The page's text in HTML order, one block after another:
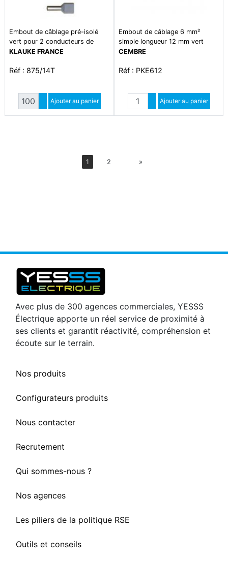
Embout de câblage pré-isolé
vert pour 2 conducteurs de
section 6.0mm². longueur
sans halogène de couleur noir.
46228-4 et à la norme nfc 63-
023
KLAUKE FRANCE
Réf : 875/14T
Quantité
Augmenter quantité
Diminuer quantité
Ajouter au panier
Embout de câblage 6 mm²
simple longueur 12 mm vert
CEMBRE
Réf : PKE612
Quantité
Augmenter quantité
Diminuer quantité
Ajouter au panier
1 2 »Suiv
Avec plus de 300 agences commerciales, YESSS
Électrique apporte un réel service de proximité à
ses clients et garantit réactivité, compréhension et
écoute sur le terrain.
Nos produits
Configurateurs produits
Nous contacter
Recrutement
Qui sommes-nous ?
Nos agences
Les piliers de la politique RSE
Outils et conseils